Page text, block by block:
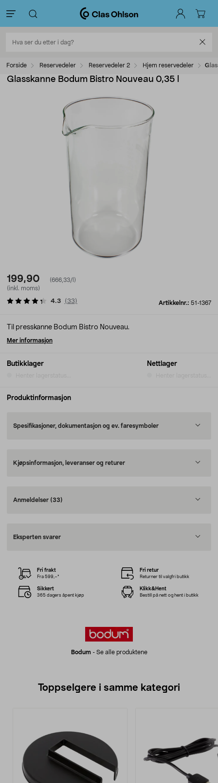
Forside Reservedeler Reservedeler 2 Hjem reservedeler
Glasskanne Bodum Bistro Nouveau 0,35 l
199,90
(666,33/l)
(inkl. moms)
Artikkelnr.: 51-1367
4.3 (33)
Butikklager Nettlager
Til presskanne Bodum Bistro Nouveau.
Mer informasjon
Produktinformasjon
Spesifikasjoner, dokumentasjon og ev. faresymboler
Kjøpsinformasjon, leveranser og returer
Anmeldelser (33)
Eksperten svarer
Bodum- Se alle produktene
Fri frakt
Fra 599,–*
Fri retur
Returner til valgfri butikk
Sikkert
365 dagers åpent kjøp
Klikk&Hent
Bestill på nett og hent i butikk
Toppselgere i samme kategori